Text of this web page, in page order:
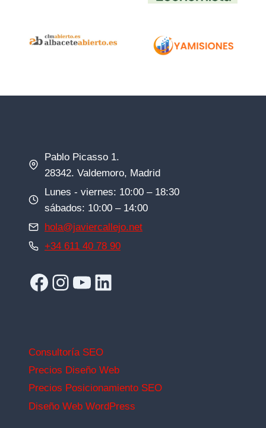
Pablo Picasso 1.
28342. Valdemoro, Madrid
Lunes - viernes: 10:00 – 18:30
sábados: 10:00 – 14:00
hola@javiercallejo.net
+34 611 40 78 90
Facebook
Instagram
YouTube
LinkedIn
Consultoría SEO
Precios Diseño Web
Precios Posicionamiento SEO
Diseño Web WordPress